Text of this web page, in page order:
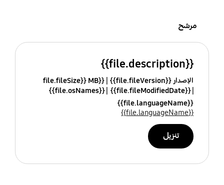
مرشح
{{file.description}}
الإصدار {{file.fileVersion}}
{{file.fileSize}} MB
{{file.fileModifiedDate}}
{{file.osNames}}
{{file.languageName}}
{{file.languageName}}
تنزيل